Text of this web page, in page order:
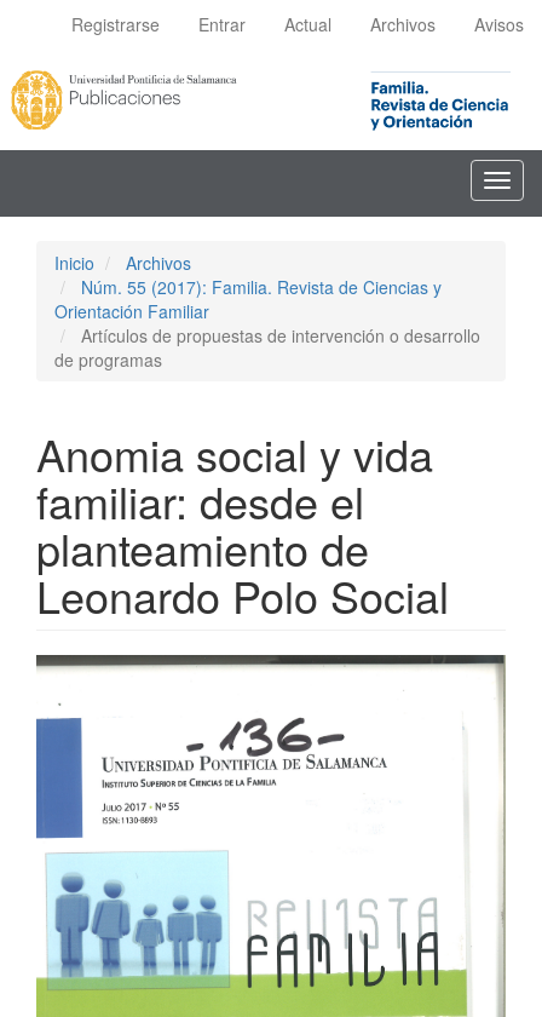
principal
principal
Barra
lateral
Registrarse Entrar Actual Archivos Avisos
Inicio
Archivos
Núm. 55 (2017): Familia. Revista de Ciencias y
Orientación Familiar
Artículos de propuestas de intervención o desarrollo
de programas
Anomia social y vida
familiar: desde el
planteamiento de
Leonardo Polo Social
Barra
lateral
del
artículo